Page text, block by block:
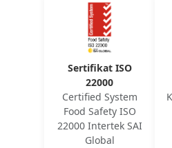
Sertifikat ISO
22000
Certified System
Food Safety ISO
22000 Intertek SAI
Global